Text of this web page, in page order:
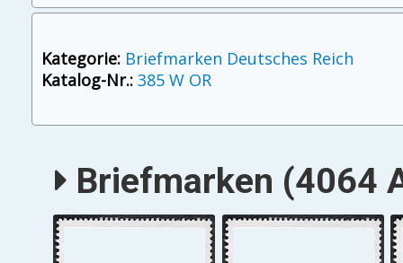
Kategorie: Briefmarken Deutsches Reich
Katalog-Nr.: 385 W OR
Briefmarken (4064